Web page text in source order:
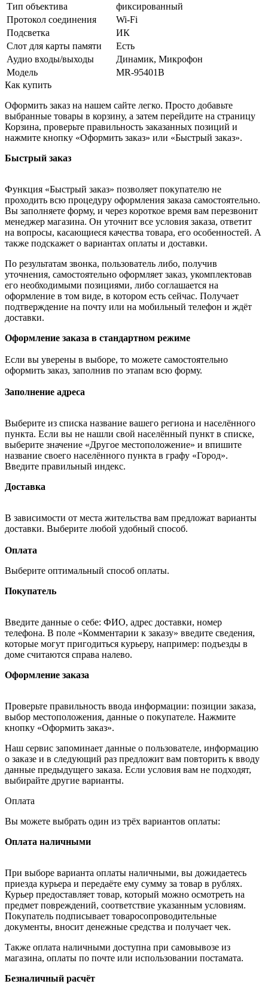
Тип объектива
фиксированный
Протокол соединения
Wi-Fi
Подсветка
ИК
Слот для карты памяти
Есть
Аудио входы/выходы
Динамик, Микрофон
Модель
MR-95401B
Как купить
Оформить заказ на нашем сайте легко. Просто добавьте
выбранные товары в корзину, а затем перейдите на страницу
Корзина, проверьте правильность заказанных позиций и
нажмите кнопку «Оформить заказ» или «Быстрый заказ».
Быстрый заказ
Функция «Быстрый заказ» позволяет покупателю не
проходить всю процедуру оформления заказа самостоятельно.
Вы заполняете форму, и через короткое время вам перезвонит
менеджер магазина. Он уточнит все условия заказа, ответит
на вопросы, касающиеся качества товара, его особенностей. А
также подскажет о вариантах оплаты и доставки.
По результатам звонка, пользователь либо, получив
уточнения, самостоятельно оформляет заказ, укомплектовав
его необходимыми позициями, либо соглашается на
оформление в том виде, в котором есть сейчас. Получает
подтверждение на почту или на мобильный телефон и ждёт
доставки.
Оформление заказа в стандартном режиме
Если вы уверены в выборе, то можете самостоятельно
оформить заказ, заполнив по этапам всю форму.
Заполнение адреса
Выберите из списка название вашего региона и населённого
пункта. Если вы не нашли свой населённый пункт в списке,
выберите значение «Другое местоположение» и впишите
название своего населённого пункта в графу «Город».
Введите правильный индекс.
Доставка
В зависимости от места жительства вам предложат варианты
доставки. Выберите любой удобный способ.
Оплата
Выберите оптимальный способ оплаты.
Покупатель
Введите данные о себе: ФИО, адрес доставки, номер
телефона. В поле «Комментарии к заказу» введите сведения,
которые могут пригодиться курьеру, например: подъезды в
доме считаются справа налево.
Оформление заказа
Проверьте правильность ввода информации: позиции заказа,
выбор местоположения, данные о покупателе. Нажмите
кнопку «Оформить заказ».
Наш сервис запоминает данные о пользователе, информацию
о заказе и в следующий раз предложит вам повторить к вводу
данные предыдущего заказа. Если условия вам не подходят,
выбирайте другие варианты.
Оплата
Вы можете выбрать один из трёх вариантов оплаты:
Оплата наличными
При выборе варианта оплаты наличными, вы дожидаетесь
приезда курьера и передаёте ему сумму за товар в рублях.
Курьер предоставляет товар, который можно осмотреть на
предмет повреждений, соответствие указанным условиям.
Покупатель подписывает товаросопроводительные
документы, вносит денежные средства и получает чек.
Также оплата наличными доступна при самовывозе из
магазина, оплаты по почте или использовании постамата.
Безналичный расчёт